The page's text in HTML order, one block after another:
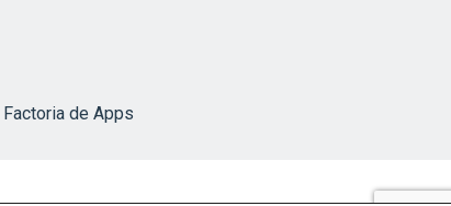
Factoria de Apps